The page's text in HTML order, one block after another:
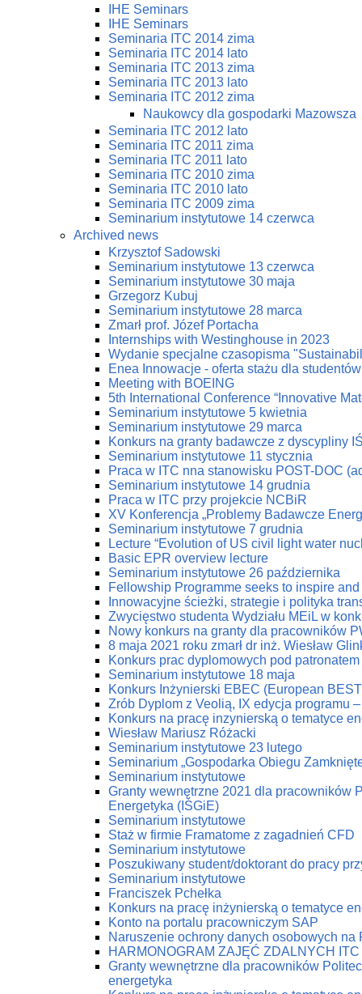
IHE Seminars
IHE Seminars
Seminaria ITC 2014 zima
Seminaria ITC 2014 lato
Seminaria ITC 2013 zima
Seminaria ITC 2013 lato
Seminaria ITC 2012 zima
Naukowcy dla gospodarki Mazowsza
Seminaria ITC 2012 lato
Seminaria ITC 2011 zima
Seminaria ITC 2011 lato
Seminaria ITC 2010 zima
Seminaria ITC 2010 lato
Seminaria ITC 2009 zima
Seminarium instytutowe 14 czerwca
Archived news
Krzysztof Sadowski
Seminarium instytutowe 13 czerwca
Seminarium instytutowe 30 maja
Grzegorz Kubuj
Seminarium instytutowe 28 marca
Zmarł prof. Józef Portacha
Internships with Westinghouse in 2023
Wydanie specjalne czasopisma
Enea Innowacje - oferta stażu dla
Meeting with BOEING
5th International Conference “Innovative
Seminarium instytutowe 5 kwietnia
Seminarium instytutowe 29 marca
Konkurs na granty badawcze z dyscypliny
Seminarium instytutowe 11 stycznia
Praca w ITC nna stanowisku POST-DOC
Seminarium instytutowe 14 grudnia
Praca w ITC przy projekcie NCBiR
XV Konferencja „Problemy Badawcze
Seminarium instytutowe 7 grudnia
Lecture “Evolution of US civil light water
Basic EPR overview lecture
Seminarium instytutowe 26 października
Fellowship Programme seeks to inspire
Innowacyjne ścieżki, strategie i polityka
Zwycięstwo studenta Wydziału MEiL w
Nowy konkurs na granty dla pracowników
8 maja 2021 roku zmarł dr inż. Wiesław
Konkurs prac dyplomowych pod
Seminarium instytutowe 18 maja
Konkurs Inżynierski EBEC (European
Zrób Dyplom z Veolią, IX edycja programu
Konkurs na pracę inzynierską o tematyce
Wiesław Mariusz Różacki
Seminarium instytutowe 23 lutego
Seminarium „Gospodarka Obiegu
Seminarium instytutowe
Granty wewnętrzne 2021 dla pracowników
Energetyka (IŚGiE)
Seminarium instytutowe
Staż w firmie Framatome z zagadnień CFD
Seminarium instytutowe
Poszukiwany student/doktorant do pracy
Seminarium instytutowe
Franciszek Pchełka
Konkurs na pracę inżynierską o tematyce
Konto na portalu pracowniczym SAP
Naruszenie ochrony danych osobowych na
HARMONOGRAM ZAJĘĆ ZDALNYCH ITC
Granty wewnętrzne dla pracowników
energetyka